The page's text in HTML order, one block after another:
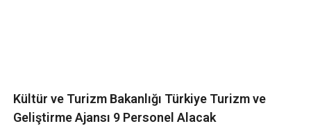
Kültür ve Turizm Bakanlığı Türkiye Turizm ve
Geliştirme Ajansı 9 Personel Alacak